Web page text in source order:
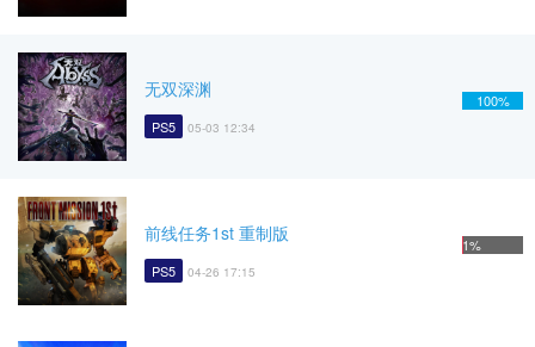
无双深渊
PS5 05-03 12:34
100%
前线任务1st 重制版
PS5 04-26 17:15
1%